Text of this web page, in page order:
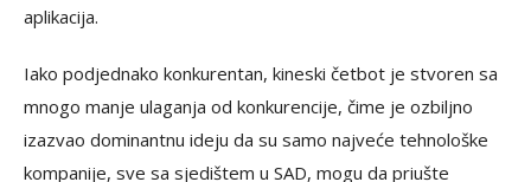
aplikacija.
Iako podjednako konkurentan, kineski četbot je stvoren sa
mnogo manje ulaganja od konkurencije, čime je ozbiljno
izazvao dominantnu ideju da su samo najveće tehnološke
kompanije, sve sa sjedištem u SAD, mogu da priušte